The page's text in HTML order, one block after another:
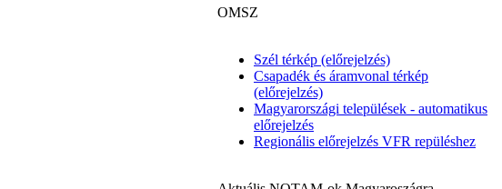
OMSZ
Szél térkép (előrejelzés)
Csapadék és áramvonal térkép
(előrejelzés)
Magyarországi települések - automatikus
előrejelzés
Regionális előrejelzés VFR repüléshez